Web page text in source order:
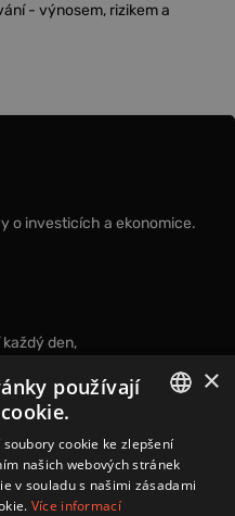
- výnosem, rizikem a
o investicích a ekonomice.
den,
svůj souhlas spodmínkami
CZECH
×
používají
cookie ke zlepšení
našich webových stránek
v souladu s našimi zásadami
Více informací